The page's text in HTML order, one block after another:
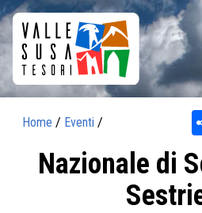
Home / Eventi /
Nazionale di